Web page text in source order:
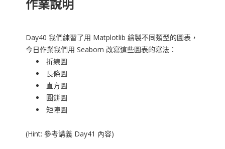
作業說明
Day40 我們練習了用 Matplotlib 繪製不同類型的圖表，
今日作業我們用 Seaborn 改寫這些圖表的寫法：
折線圖
長條圖
直方圖
圓餅圖
矩陣圖
(Hint: 參考講義 Day41 內容)